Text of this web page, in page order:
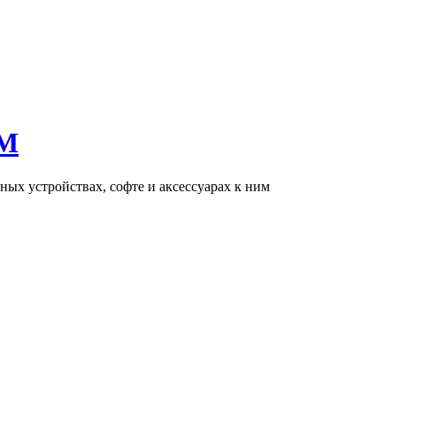
устройствах, софте и аксессуарах к ним